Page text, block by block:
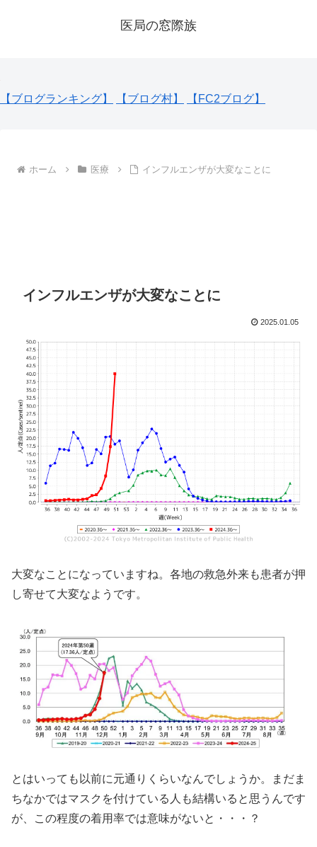
医局の窓際族
【ブログランキング】 【ブログ村】 【FC2ブログ】
ホーム 医療 インフルエンザが大変なことに
インフルエンザが大変なことに
2025.01.05
大変なことになっていますね。各地の救急外来も患者が押
し寄せて大変なようです。
とはいっても以前に元通りくらいなんでしょうか。まだま
ちなかではマスクを付けている人も結構いると思うんです
が、この程度の着用率では意味がないと・・・？